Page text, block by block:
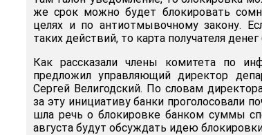
же срок можно будет блокировать
целях и по антиотмывочному закону.
таких действий, то карта получателя
Как рассказали члены комитета по
предложил управляющий директор
Сергей Велигодский. По словам
за эту инициативу банки проголосовали
шла речь о блокировке банком суммы
августа будут обсуждать идею